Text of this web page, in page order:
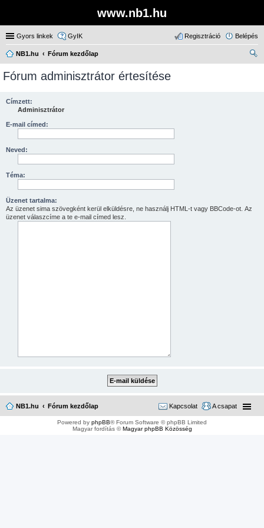
www.nb1.hu
Gyors linkek GyIK Belépés
Regisztráció
NB1.hu
Fórum kezdőlap
Fórum adminisztrátor értesítése
Címzett:
Adminisztrátor
E-mail címed:
Neved:
Téma:
Üzenet tartalma:
Az üzenet sima szövegként kerül elküldésre, ne használj HTML-t vagy BBCode-ot. Az
üzenet válaszcíme a te e-mail címed lesz.
NB1.hu Fórum kezdőlap A csapat
Kapcsolat
Powered by phpBB® Forum Software © phpBB Limited
Magyar fordítás ©Magyar phpBB Közösség